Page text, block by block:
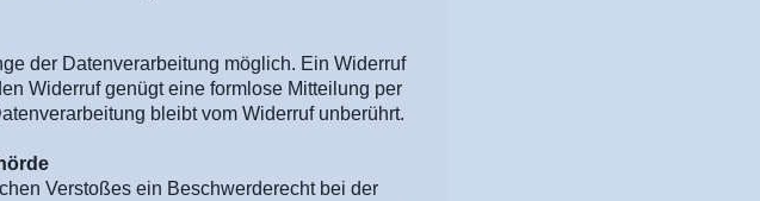
der Datenverarbeitung möglich. Ein Widerruf
Widerruf genügt eine formlose Mitteilung per
bleibt vom Widerruf unberührt.
Verstoßes ein Beschwerderecht bei der